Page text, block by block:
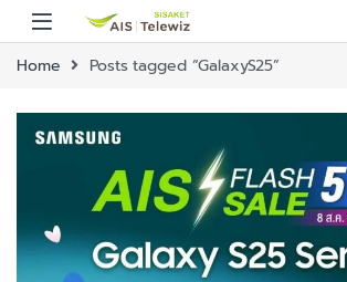
Home Posts tagged “GalaxyS25”